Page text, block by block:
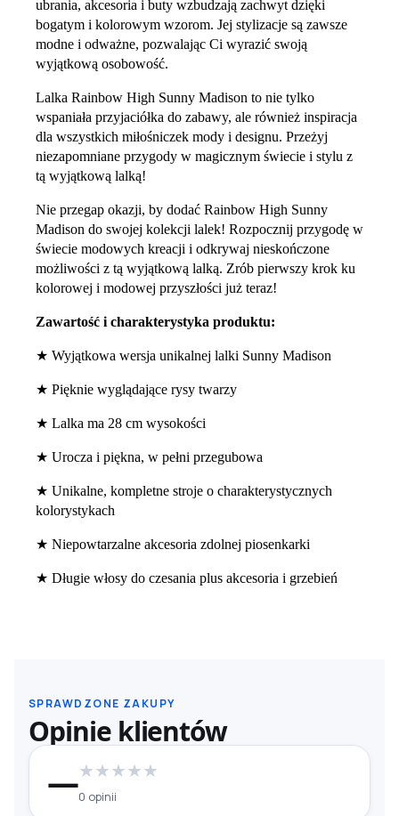
ubrania, akcesoria i buty wzbudzają zachwyt dzięki
bogatym i kolorowym wzorom. Jej stylizacje są zawsze
modne i odważne, pozwalając Ci wyrazić swoją
wyjątkową osobowość.
Lalka Rainbow High Sunny Madison to nie tylko
wspaniała przyjaciółka do zabawy, ale również inspiracja
dla wszystkich miłośniczek mody i designu. Przeżyj
niezapomniane przygody w magicznym świecie i stylu z
tą wyjątkową lalką!
Nie przegap okazji, by dodać Rainbow High Sunny
Madison do swojej kolekcji lalek! Rozpocznij przygodę w
świecie modowych kreacji i odkrywaj nieskończone
możliwości z tą wyjątkową lalką. Zrób pierwszy krok ku
kolorowej i modowej przyszłości już teraz!
Zawartość i charakterystyka produktu:
★ Wyjątkowa wersja unikalnej lalki Sunny Madison
★ Pięknie wyglądające rysy twarzy
★ Lalka ma 28 cm wysokości
★ Urocza i piękna, w pełni przegubowa
★ Unikalne, kompletne stroje o charakterystycznych
kolorystykach
★ Niepowtarzalne akcesoria zdolnej piosenkarki
★ Długie włosy do czesania plus akcesoria i grzebień
SPRAWDZONE ZAKUPY
Opinie klientów
—★★★★★
0 opinii